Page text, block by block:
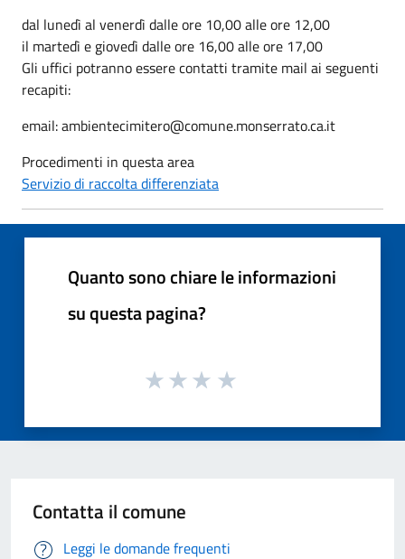
dal lunedì al venerdì dalle ore 10,00 alle ore 12,00
il martedì e giovedì dalle ore 16,00 alle ore 17,00
Gli uffici potranno essere contatti tramite mail ai seguenti
recapiti:
email: ambientecimitero@comune.monserrato.ca.it
Procedimenti in questa area
Servizio di raccolta differenziata
Quanto sono chiare le informazioni
su questa pagina?
Contatta il comune
Leggi le domande frequenti